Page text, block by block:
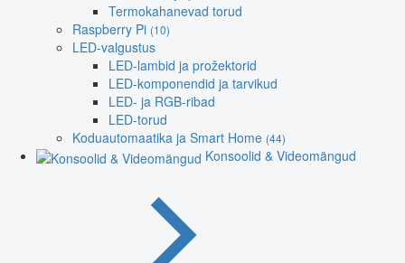
Termokahanevad torud
Raspberry Pi (10)
LED-valgustus
LED-lambid ja prožektorid
LED-komponendid ja tarvikud
LED- ja RGB-ribad
LED-torud
Koduautomaatika ja Smart Home (44)
Konsoolid & Videomängud